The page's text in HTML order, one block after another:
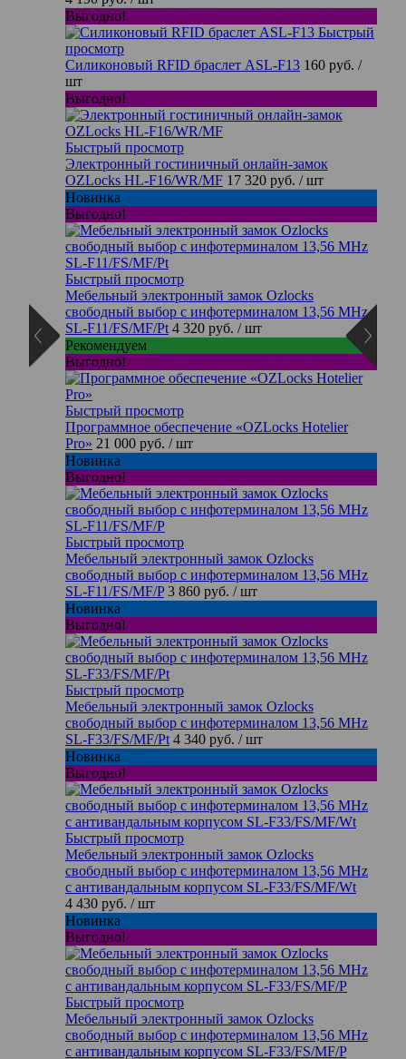
Выгодно!
Быстрый
просмотр
Силиконовый RFID браслет ASL-F13 160 руб. /
шт
Выгодно!
Быстрый просмотр
Электронный гостиничный онлайн-замок
OZLocks HL-F16/WR/MF 17 320 руб. / шт
Новинка
Выгодно!
Быстрый просмотр
Мебельный электронный замок Ozlocks
свободный выбор с инфотерминалом 13,56 MHz
SL-F11/FS/MF/Pt 4 320 руб. / шт
Рекомендуем
Выгодно!
Быстрый просмотр
Программное обеспечение «OZLocks Hotelier
Pro» 21 000 руб. / шт
Новинка
Выгодно!
Быстрый просмотр
Мебельный электронный замок Ozlocks
свободный выбор с инфотерминалом 13,56 MHz
SL-F11/FS/MF/P 3 860 руб. / шт
Новинка
Выгодно!
Быстрый просмотр
Мебельный электронный замок Ozlocks
свободный выбор с инфотерминалом 13,56 MHz
SL-F33/FS/MF/Pt 4 340 руб. / шт
Новинка
Выгодно!
Быстрый просмотр
Мебельный электронный замок Ozlocks
свободный выбор с инфотерминалом 13,56 MHz
с антивандальным корпусом SL-F33/FS/MF/Wt
4 430 руб. / шт
Новинка
Выгодно!
Быстрый просмотр
Мебельный электронный замок Ozlocks
свободный выбор с инфотерминалом 13,56 MHz
с антивандальным корпусом SL-F33/FS/MF/P